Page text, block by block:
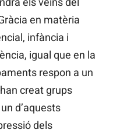
en matèria
infància i
igual que en la
respon a un
creat grups
d’aquests
dels